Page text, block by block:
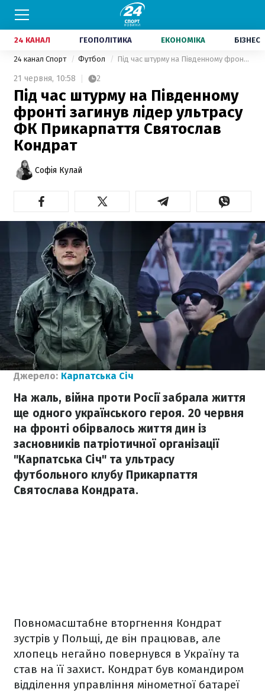
24 КАНАЛ ГЕОПОЛІТИКА ЕКОНОМІКА БІЗНЕС
24 канал Спорт Футбол Під час штурму на Південному фронті загинув лідер ультрасу ФК Прикарпаття Святослав Кондрат
21 червня, 10:58 2
Під час штурму на Південному
фронті загинув лідер ультрасу
ФК Прикарпаття Святослав
Кондрат
Софія Кулай
Джерело: Карпатська Січ
На жаль, війна проти Росії забрала життя
ще одного українського героя. 20 червня
на фронті обірвалось життя дин із
засновників патріотичної організації
"Карпатська Січ" та ультрасу
футбольного клубу Прикарпаття
Святослава Кондрата.
Повномасштабне вторгнення Кондрат
зустрів у Польщі, де він працював, але
хлопець негайно повернувся в Україну та
став на її захист. Кондрат був командиром
відділення управління мінометної батареї